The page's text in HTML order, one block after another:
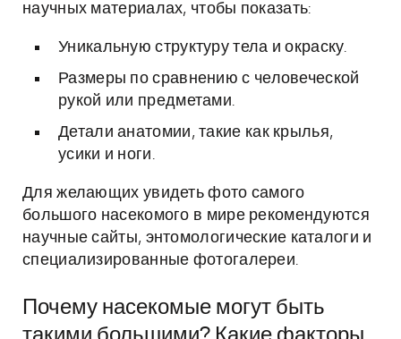
научных материалах, чтобы показать:
Уникальную структуру тела и окраску.
Размеры по сравнению с человеческой
рукой или предметами.
Детали анатомии, такие как крылья,
усики и ноги.
Для желающих увидеть фото самого
большого насекомого в мире рекомендуются
научные сайты, энтомологические каталоги и
специализированные фотогалереи.
Почему насекомые могут быть